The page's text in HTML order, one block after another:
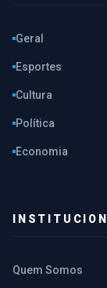
Geral
Esportes
Cultura
Política
Economia
Quem Somos